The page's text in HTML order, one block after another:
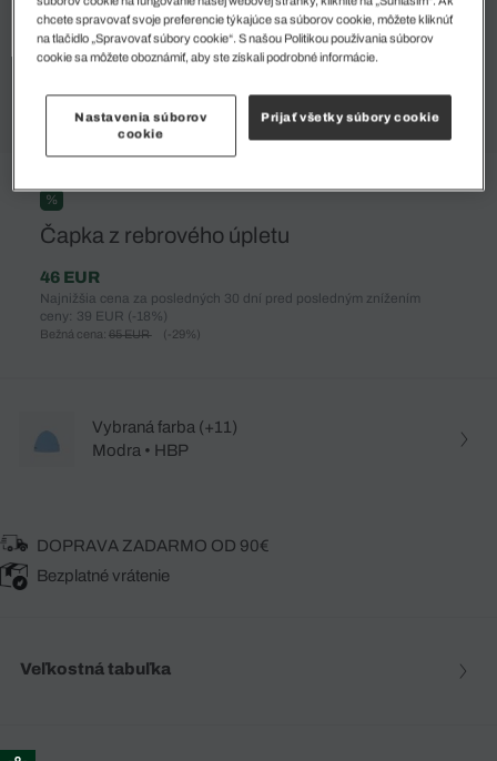
%
Čapka z rebrového úpletu
46 EUR
Najnižšia cena za posledných 30 dní pred posledným znížením
ceny: 39 EUR (-18%)
Bežná cena: 65 EUR (-29%)
Vybraná farba (+11)
Modra • HBP
DOPRAVA ZADARMO OD 90€
Bezplatné vrátenie
Veľkostná tabuľka
chcete spravovať svoje preferencie týkajúce sa súborov cookie, môžete kliknúť
na tlačidlo „Spravovať súbory cookie“. S našou Politikou používania súborov
cookie sa môžete oboznámiť, aby ste získali podrobné informácie.
Nastavenia súborov
cookie
Prijať všetky súbory cookie